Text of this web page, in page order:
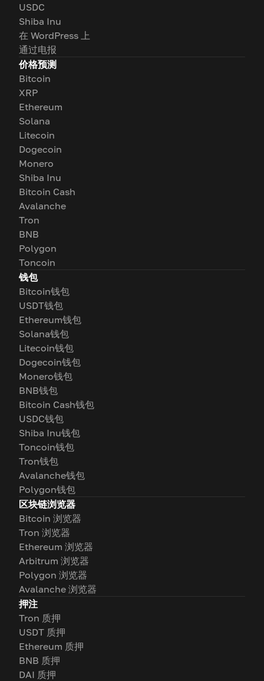
USDC
Shiba Inu
在 WordPress 上
通过电报
价格预测
Bitcoin
XRP
Ethereum
Solana
Litecoin
Dogecoin
Monero
Shiba Inu
Bitcoin Cash
Avalanche
Tron
BNB
Polygon
Toncoin
钱包
Bitcoin钱包
USDT钱包
Ethereum钱包
Solana钱包
Litecoin钱包
Dogecoin钱包
Monero钱包
BNB钱包
Bitcoin Cash钱包
USDC钱包
Shiba Inu钱包
Toncoin钱包
Tron钱包
Avalanche钱包
Polygon钱包
区块链浏览器
Bitcoin 浏览器
Tron 浏览器
Ethereum 浏览器
Arbitrum 浏览器
Polygon 浏览器
Avalanche 浏览器
押注
Tron 质押
USDT 质押
Ethereum 质押
BNB 质押
DAI 质押